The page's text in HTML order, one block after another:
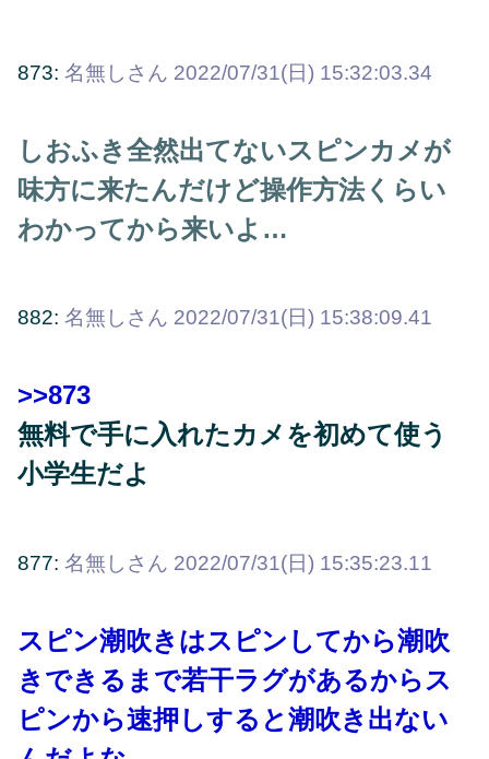
873: 名無しさん 2022/07/31(日) 15:32:03.34
しおふき全然出てないスピンカメが
味方に来たんだけど操作方法くらい
わかってから来いよ…
882: 名無しさん 2022/07/31(日) 15:38:09.41
>>873
無料で手に入れたカメを初めて使う
小学生だよ
877: 名無しさん 2022/07/31(日) 15:35:23.11
スピン潮吹きはスピンしてから潮吹
きできるまで若干ラグがあるからス
ピンから速押しすると潮吹き出ない